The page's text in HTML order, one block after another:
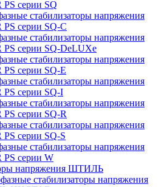
серии SQ
стабилизаторы напряжения
серии SQ-C
стабилизаторы напряжения
PS серии SQ-DeLUXe
стабилизаторы напряжения
серии SQ-E
стабилизаторы напряжения
серии SQ-I
стабилизаторы напряжения
серии SQ-R
стабилизаторы напряжения
серии SQ-S
стабилизаторы напряжения
серии W
напряжения ШТИЛЬ
стабилизаторы напряжения